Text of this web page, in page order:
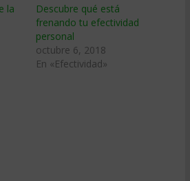
la
Descubre qué está
frenando tu efectividad
personal
octubre 6, 2018
En «Efectividad»